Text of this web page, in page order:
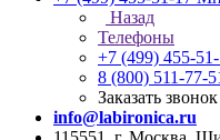
Назад
Телефоны
+7 (499) 455-
8 (800) 511-77-
Заказать звонок
info@labironica.ru